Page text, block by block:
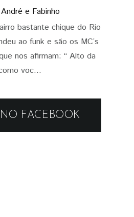
e Fabinho
bastante chique do Rio
ao funk e são os MC’s
nos afirmam: “ Alto da
voc...
FACEBOOK